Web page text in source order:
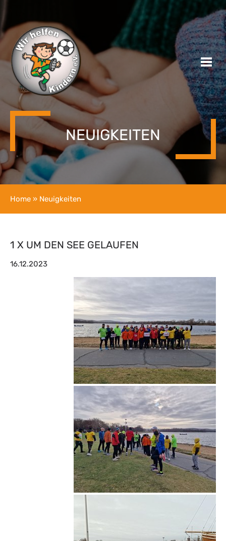
NEUIGKEITEN
Home » Neuigkeiten
1 X UM DEN SEE GELAUFEN
16.12.2023